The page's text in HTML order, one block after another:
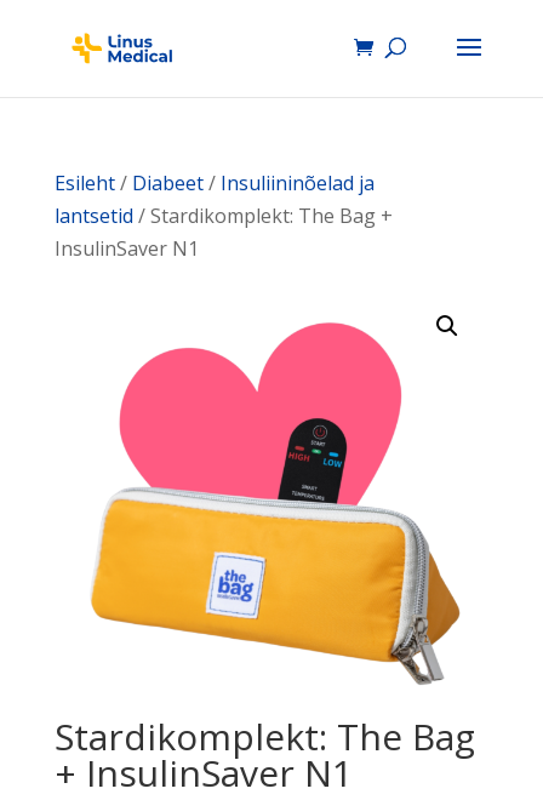
Esileht/ Diabeet/ Insuliininõelad ja
lantsetid / Stardikomplekt: The Bag +
InsulinSaver N1
Stardikomplekt: The Bag
+ InsulinSaver N1